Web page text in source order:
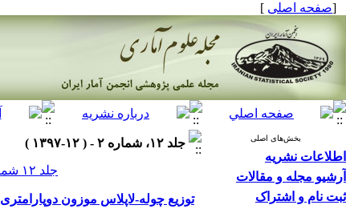
[صفحه اصلی ]
بخش‌های اصلی
اطلاعات نشریه
آرشیو مجله و مقالات
ثبت نام و اشتراک
جلد ۱۲، شماره ۲ - ( ۱۲-۱۳۹۷ )
جلد ۱۲ شماره ۲ صفحات ۳۶۴-۳۵۱
توزیع چوله-لاپلاس موزون دوپارامتری